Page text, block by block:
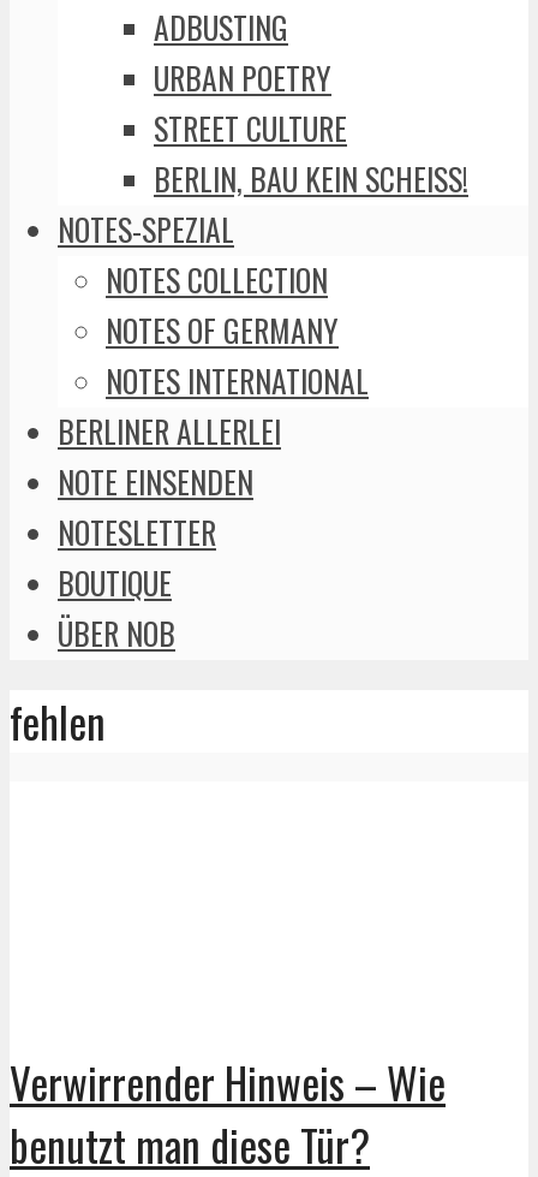
ADBUSTING
URBAN POETRY
STREET CULTURE
BERLIN, BAU KEIN SCHEISS!
NOTES-SPEZIAL
NOTES COLLECTION
NOTES OF GERMANY
NOTES INTERNATIONAL
BERLINER ALLERLEI
NOTE EINSENDEN
NOTESLETTER
BOUTIQUE
ÜBER NOB
fehlen
Verwirrender Hinweis – Wie
benutzt man diese Tür?